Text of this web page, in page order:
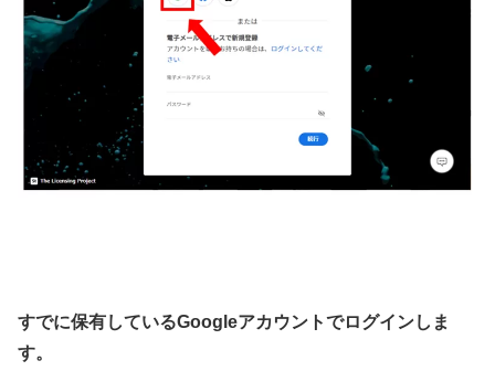
すでに保有しているGoogleアカウントでログインしま
す。